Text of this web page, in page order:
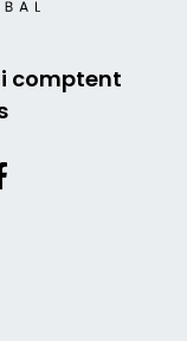
comptent